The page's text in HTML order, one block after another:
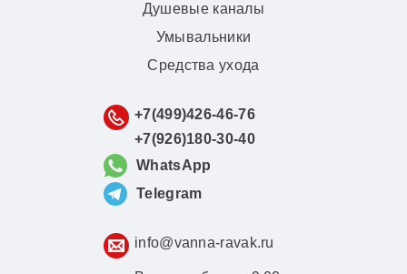
Душевые каналы
Умывальники
Средства ухода
+7(499)426-46-76
+7(926)180-30-40
WhatsApp
Telegram
info@vanna-ravak.ru